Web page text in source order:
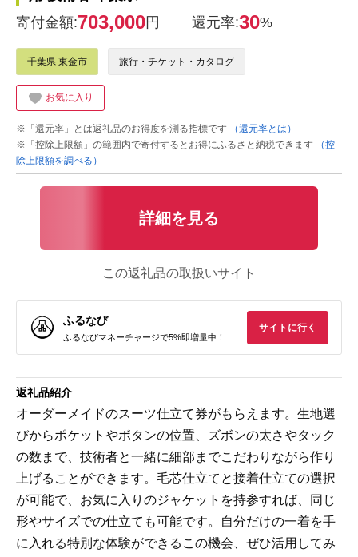
寄付金額:703,000円 還元率:30%
千葉県 東金市 旅行・チケット・カタログ
お気に入り
※「還元率」とは返礼品のお得度を測る指標です
（還元率とは）
※「控除上限額」の範囲内で寄付するとお得にふるさと納税できます
（控
除上限額を調べる）
詳細を見る
この返礼品の取扱いサイト
ふるなび
ふるなびマネーチャージで5%即増量中！
サイトに行く
返礼品紹介
オーダーメイドのスーツ仕立て券がもらえます。生地選
びからポケットやボタンの位置、ズボンの太さやタック
の数まで、技術者と一緒に細部までこだわりながら作り
上げることができます。毛芯仕立てと接着仕立ての選択
が可能で、お気に入りのジャケットを持参すれば、同じ
形やサイズでの仕立ても可能です。自分だけの一着を手
に入れる特別な体験ができるこの機会、ぜひ活用してみ